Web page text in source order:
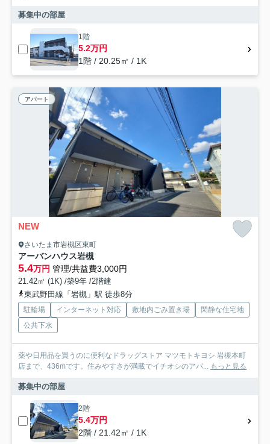
募集中の部屋
1階
5.2万円
1階 / 20.25㎡ / 1K
アパート
NEW
さいたま市岩槻区東町
アーバンハウス岩槻
5.4万円 管理/共益費3,000円
21.42㎡ (1K) /築9年 /2階建
東武野田線「岩槻」駅 徒歩8分
駐輪場 インターネット対応 敷地内ごみ置き場
閑静な住宅地
公共下水
薬や日用品を買うのに便利なドラッグストア マツモトキヨシ 岩槻本町
店まで、436mです。住みやすさが満載でイチオシのアパ... もっと見る
募集中の部屋
2階
5.4万円
2階 / 21.42㎡ / 1K